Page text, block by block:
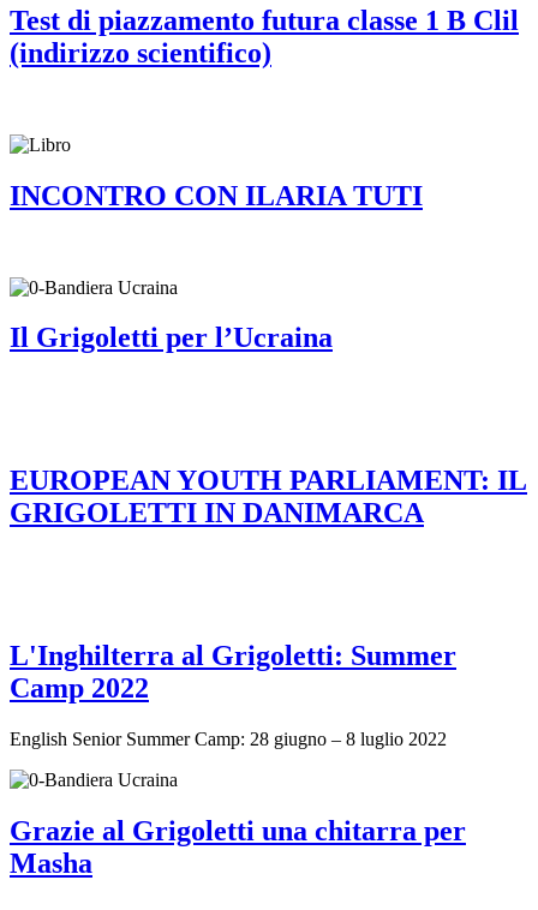
Test di piazzamento futura classe 1 B Clil
(indirizzo scientifico)
INCONTRO CON ILARIA TUTI
Il Grigoletti per l’Ucraina
EUROPEAN YOUTH PARLIAMENT: IL
GRIGOLETTI IN DANIMARCA
L'Inghilterra al Grigoletti: Summer
Camp 2022
English Senior Summer Camp: 28 giugno – 8 luglio 2022
Grazie al Grigoletti una chitarra per
Masha